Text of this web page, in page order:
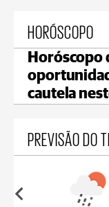
HORÓSCOPO
Horóscopo
cautela
PREVISÃO DO
18°C